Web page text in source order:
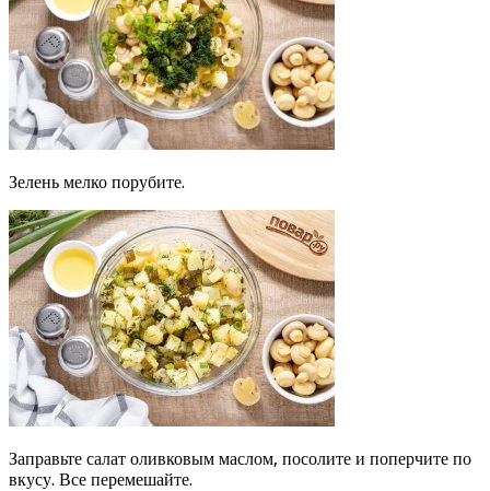
Зелень мелко порубите.
Заправьте салат оливковым маслом, посолите и поперчите по
вкусу. Все перемешайте.